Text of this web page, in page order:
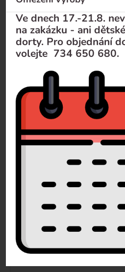
Popis dortu
Fotografie inspirace
Vybrat soubor Soubor nevybrán
Jméno
Telefon
Ve dnech 17.-21.8.
na zakázku - ani
dorty. Pro objednání
volejte 734 650 680.